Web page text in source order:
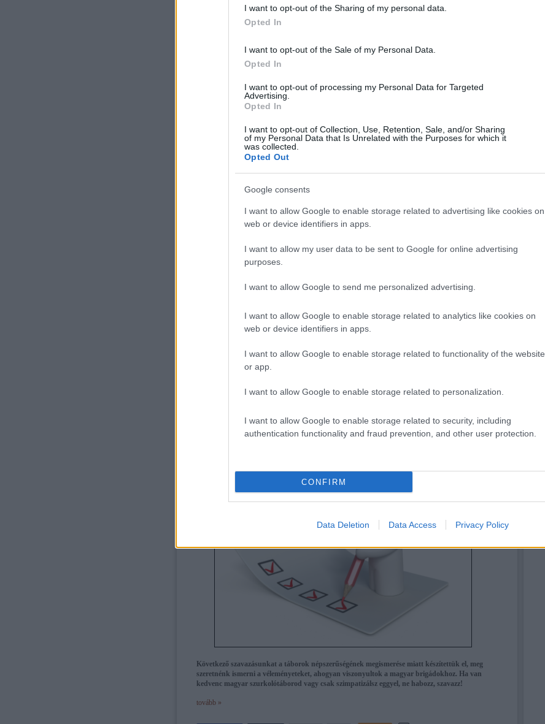
I want to opt-out of the Sharing of my personal data.
Opted In
I want to opt-out of the Sale of my Personal Data.
Opted In
I want to opt-out of processing my Personal Data for Targeted
Advertising.
Opted In
I want to opt-out of Collection, Use, Retention, Sale, and/or Sharing
of my Personal Data that Is Unrelated with the Purposes for which it
was collected.
Opted Out
Google consents
I want to allow Google to enable storage related to advertising like cookies on
web or device identifiers in apps.
I want to allow my user data to be sent to Google for online advertising
purposes.
I want to allow Google to send me personalized advertising.
I want to allow Google to enable storage related to analytics like cookies on
web or device identifiers in apps.
I want to allow Google to enable storage related to functionality of the website
or app.
I want to allow Google to enable storage related to personalization.
I want to allow Google to enable storage related to security, including
authentication functionality and fraud prevention, and other user protection.
CONFIRM
Data Deletion Data Access Privacy Policy
DVTK szurkolók üzenete Bencéhez
A diósgyőri szurkolók a DVTK-Újpest meccsen üzentek Bencének, akinél júniusban diagnosztizáltak
leukémiát. A szurkolók a rengeteg tárgyi és "vér" adományok mellett a lelátón is bíztosították Bencét:
Tetszik
gyógyulás fantasztikus
Háztáji rakaczki bence
2012.08.01. 15:12MÉSZY
Következő szavazásunkat a táborok népszerűségének megismerése miatt készítettük el, meg
szeretnénk ismerni a véleményeteket, ahogyan viszonyultok a magyar brigádokhoz. Ha van
kedvenc magyar szurkolótáborod vagy csak szimpatizálsz eggyel, ne habozz, szavazz!
tovább »